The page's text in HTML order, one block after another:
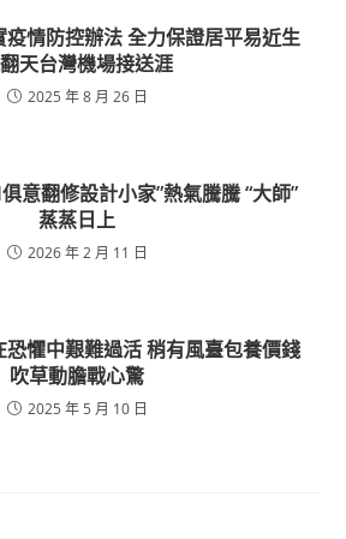
情防控辦法 全力保證居平易近生
天台灣機場接送涯
2025 年 8 月 26 日
意翻修設計小家”熱氣騰騰 “大師”
蒸蒸日上
2026 年 2 月 11 日
懼中艱難過活 稍有風臺包養價錢
吹草動膽戰心驚
2025 年 5 月 10 日